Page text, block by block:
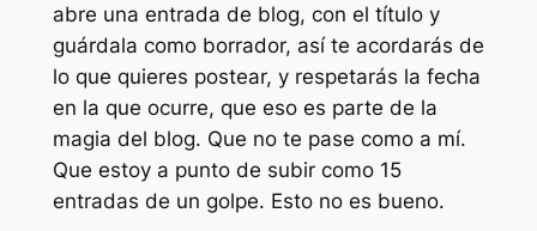
abre una entrada de blog, con el título y
guárdala como borrador, así te acordarás de
lo que quieres postear, y respetarás la fecha
en la que ocurre, que eso es parte de la
magia del blog. Que no te pase como a mí.
Que estoy a punto de subir como 15
entradas de un golpe. Esto no es bueno.